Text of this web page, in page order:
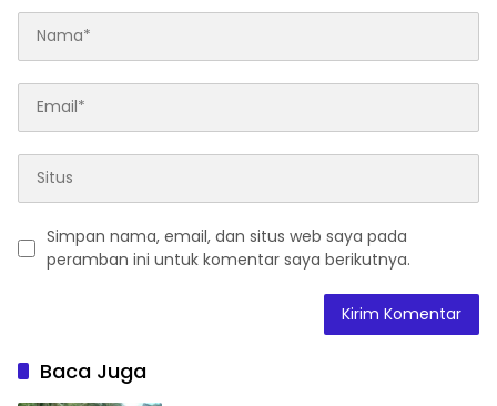
Simpan nama, email, dan situs web saya pada
peramban ini untuk komentar saya berikutnya.
Baca Juga